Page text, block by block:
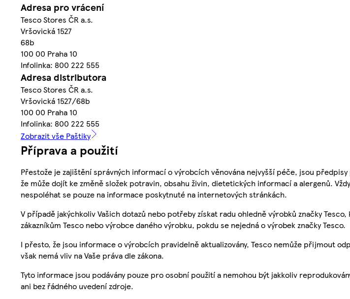
Adresa pro vrácení
Tesco Stores ČR a.s.
Vršovická 1527
68b
100 00 Praha 10
Infolinka: 800 222 555
Adresa distributora
Tesco Stores ČR a.s.
Vršovická 1527/68b
100 00 Praha 10
Infolinka: 800 222 555
Zobrazit vše Paštiky
Příprava a použití
Přestože je zajištění správných informací o výrobcích věnována nejvyšší péče, jsou
že může dojít ke změně složek potravin, obsahu živin, dietetických informací a alergenů.
nespoléhat se pouze na informace poskytnuté na internetových stránkách.
V případě jakýchkoliv Vašich dotazů nebo potřeby získat radu ohledně výrobků značky
zákazníkům Tesco nebo výrobce daného výrobku, pokdu se nejedná o výrobek značky Tesco.
I přesto, že jsou informace o výrobcích pravidelně aktualizovány, Tesco nemůže přijmout
však nemá vliv na Vaše práva dle zákona.
Tyto informace jsou podávány pouze pro osobní použití a nemohou být jakkoliv
ani bez řádného uvedení zdroje.